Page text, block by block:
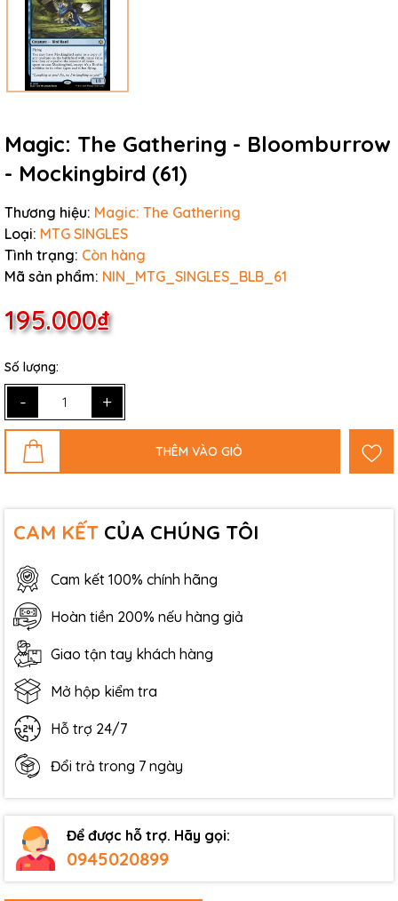
Magic: The Gathering - Bloomburrow
- Mockingbird (61)
Thương hiệu: Magic: The Gathering
Loại: MTG SINGLES
Tình trạng: Còn hàng
Mã sản phẩm: NIN_MTG_SINGLES_BLB_61
195.000₫
Số lượng:
- +
THÊM VÀO GIỎ
CAM KẾT CỦA CHÚNG TÔI
Cam kết 100% chính hãng
Hoàn tiền 200% nếu hàng giả
Giao tận tay khách hàng
Mở hộp kiểm tra
Hỗ trợ 24/7
Đổi trả trong 7 ngày
Để được hỗ trợ. Hãy gọi:
0945020899